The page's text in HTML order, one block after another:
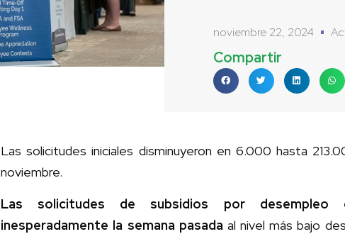
noviembre 22, 2024
Compartir
Las solicitudes iniciales disminuyeron en 6.000 hasta
noviembre.
Las solicitudes de subsidios por desempleo
inesperadamente la semana pasada al nivel más bajo